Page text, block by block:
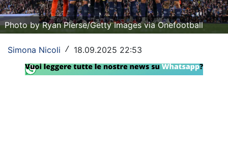
Europa League
Altri Sport
Formula 1
Tennis
Photo by Ryan Pierse/Getty Images via Onefootball
Simona Nicoli / 18.09.2025 22:53